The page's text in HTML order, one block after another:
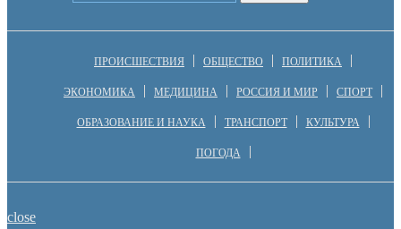
ПРОИСШЕСТВИЯ ОБЩЕСТВО ПОЛИТИКА
ЭКОНОМИКА МЕДИЦИНА РОССИЯ И МИР СПОРТ
ОБРАЗОВАНИЕ И НАУКА ТРАНСПОРТ КУЛЬТУРА
ПОГОДА
close